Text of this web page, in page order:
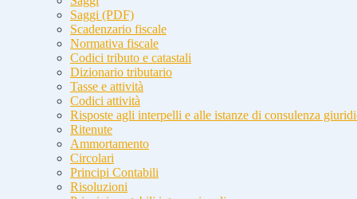
Saggi (PDF)
Scadenzario fiscale
Normativa fiscale
Codici tributo e catastali
Dizionario tributario
Tasse e attività
Codici attività
Risposte agli interpelli e alle istanze di consulenza
Ritenute
Ammortamento
Circolari
Principi Contabili
Risoluzioni